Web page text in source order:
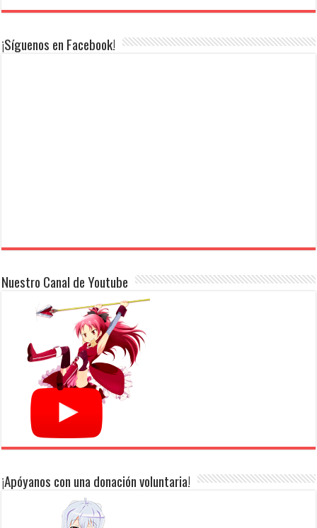
¡Síguenos en Facebook!
Nuestro Canal de Youtube
¡Apóyanos con una donación voluntaria!